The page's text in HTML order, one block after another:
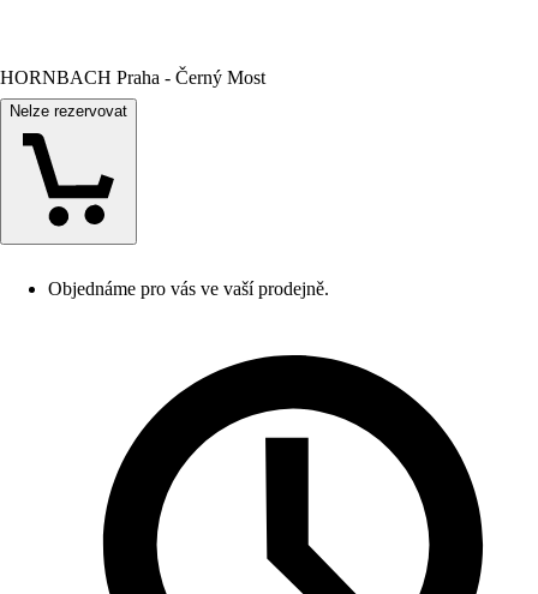
HORNBACH Praha - Černý Most
Nelze rezervovat
Objednáme pro vás ve vaší prodejně.